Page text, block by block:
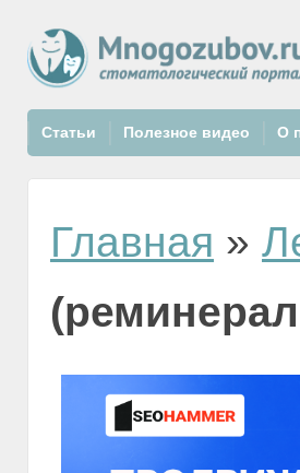
Статьи Полезное видео О
Главная »